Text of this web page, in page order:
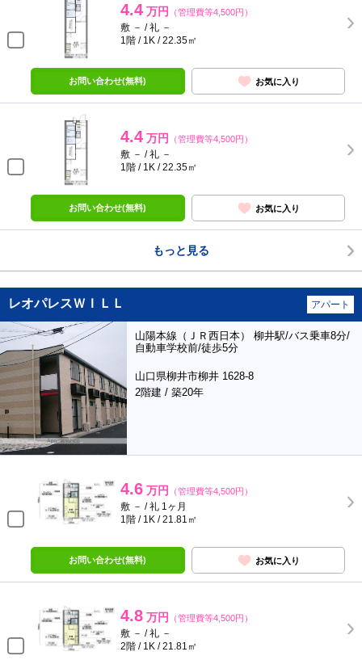
4.4 万円 （管理費等4,500円）
敷 － / 礼 －
1階 / 1K / 22.35㎡
お問い合わせ(無料) お気に入り
4.4 万円 （管理費等4,500円）
敷 － / 礼 －
1階 / 1K / 22.35㎡
お問い合わせ(無料) お気に入り
もっと見る
レオパレスＷＩＬＬ アパート
山陽本線（ＪＲ西日本） 柳井駅/バス乗車8分/
自動車学校前/徒歩5分
山口県柳井市柳井 1628-8
2階建 / 築20年
4.6 万円 （管理費等4,500円）
敷 － / 礼 1ヶ月
1階 / 1K / 21.81㎡
お問い合わせ(無料) お気に入り
4.8 万円 （管理費等4,500円）
敷 － / 礼 －
2階 / 1K / 21.81㎡